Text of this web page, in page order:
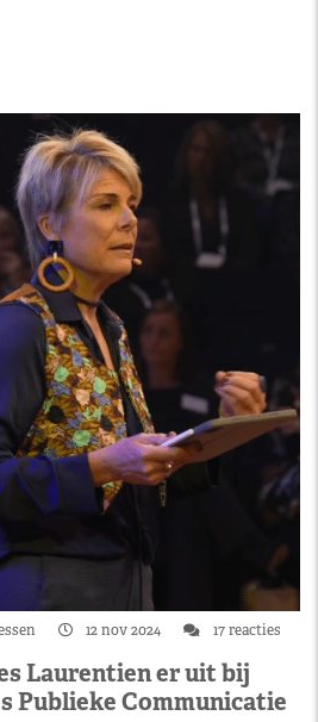
12 nov 2024 17 reacties
Laurentien er uit bij
Publieke Communicatie